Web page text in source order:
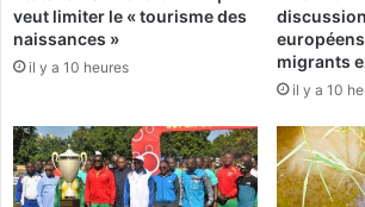
i
r
l
a
p
a
a
i
x
i
g
r
veut limiter le « tourisme des
naissances »
il y a 10 heures
migrants
il y a 10